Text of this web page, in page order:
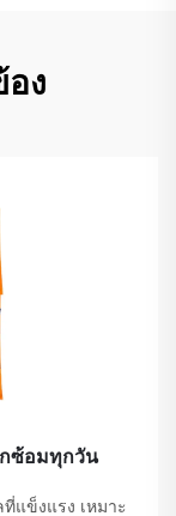
ง
กซ้อมทุกวัน
แข็งแรง เหมาะ